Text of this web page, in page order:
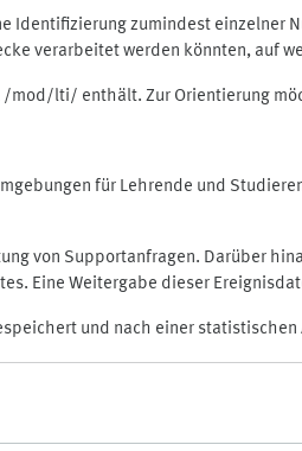
zumindest einzelner
verarbeitet werden könnten, auf
/mod/lti/ enthält. Zur Orientierung
für Lehrende und
von Supportanfragen. Darüber
Eine Weitergabe dieser
und nach einer